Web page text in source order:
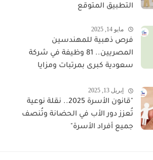
التطبيق المتوقع
مايو 14, 2025
فرص ذهبية للمهندسين
المصريين.. 81 وظيفة في شركة
سعودية كبرى بمرتبات ومزايا
إبريل 13, 2025
"قانون الأسرة 2025.. نقلة نوعية
تُعزز دور الأب في الحضانة وتُنصف
جميع أفراد الأسرة"